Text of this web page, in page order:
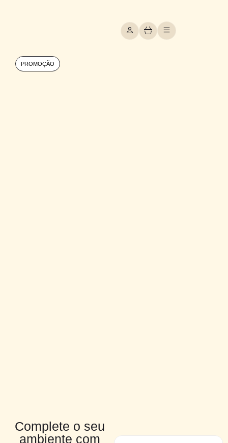
PROMOÇÃO
Complete o seu
ambiente com